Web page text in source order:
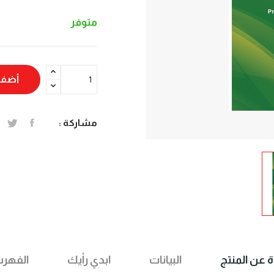
متوفر
مشاركة :
عن المنتج البيانات ابدي رأيك